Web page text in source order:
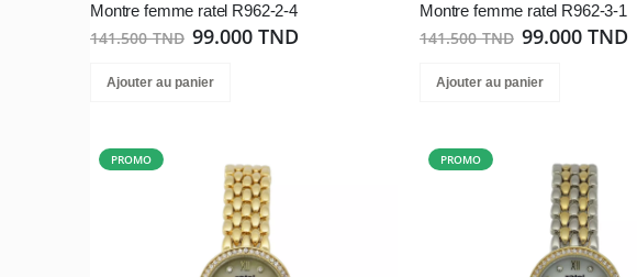
Montre femme ratel R962-2-4
141.500 TND 99.000 TND
Ajouter au panier
Montre femme ratel R962-3-1
141.500 TND 99.000 TND
Ajouter au panier
PROMO PROMO